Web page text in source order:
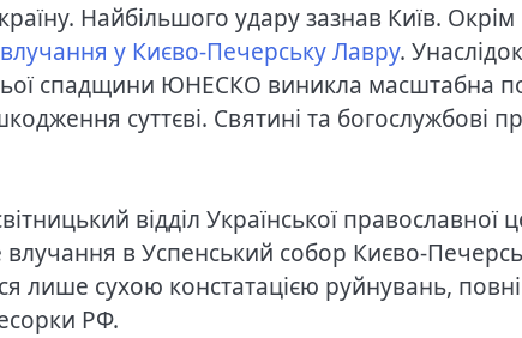
Найбільшого удару зазнав Київ. Окрім
у Києво-Печерську Лавру.
спадщини ЮНЕСКО виникла масштабна
суттєві. Святині та богослужбові
відділ Української православної
влучання в Успенський собор Києво-
лише сухою констатацією руйнувань,
РФ.